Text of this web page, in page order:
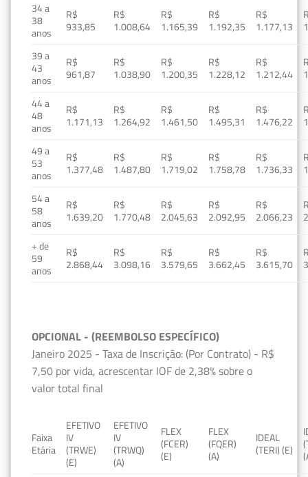
34 a
38
anos
R$
933,85
R$
1.008,64
R$
1.165,39
R$
1.192,35
R$
1.177,13
39 a
43
anos
R$
961,87
R$
1.038,90
R$
1.200,35
R$
1.228,12
R$
1.212,44
44 a
48
anos
R$
1.171,13
R$
1.264,92
R$
1.461,50
R$
1.495,31
R$
1.476,22
49 a
53
anos
R$
1.377,48
R$
1.487,80
R$
1.719,02
R$
1.758,78
R$
1.736,33
54 a
58
anos
R$
1.639,20
R$
1.770,48
R$
2.045,63
R$
2.092,95
R$
2.066,23
+ de
59
anos
R$
2.868,44
R$
3.098,16
R$
3.579,65
R$
3.662,45
R$
3.615,70
OPCIONAL - (REEMBOLSO ESPECÍFICO)
Janeiro 2025 - Taxa de Inscrição: (Por Contrato) - R$
7,50 por vida, acrescentar IOF de 2,38% sobre o
valor total final
Faixa
Etária
EFETIVO
IV
(TRWE)
(E)
EFETIVO
IV
(TRWQ)
(A)
FLEX
(FCER)
(E)
FLEX
(FQER)
(A)
IDEAL
(TERI) (E)